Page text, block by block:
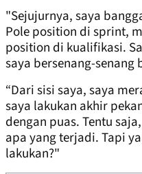
"Sejujurnya, saya
Pole position di sprint,
position di kualifikasi.
saya bersenang-
“Dari sisi saya, saya
saya lakukan akhir
dengan puas. Tentu
apa yang terjadi. Tapi
lakukan?"